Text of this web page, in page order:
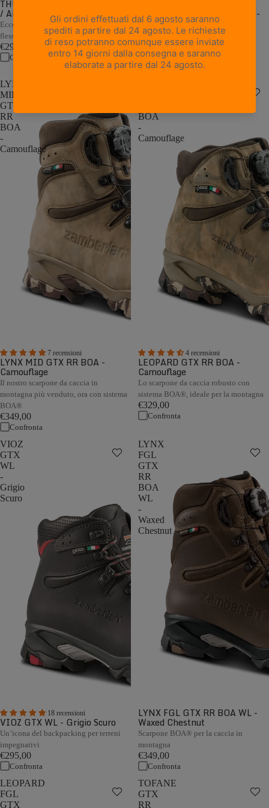
THUNDER PRO GTX - Muschio
/ Arancione
Eccellente ammortizzazione, supporto e
flessibilità in pesi ridotti
€299,00
Confronta
RONDANE GTX RR BOA WL -
Nero/Arancione
Calzata di precisione con doppio
BOA®
€449,00
Confronta
LYNX
MID
GTX
RR
BOA
-
Camouflage
7 recensioni
LYNX MID GTX RR BOA -
Camouflage
Il nostro scarpone da caccia in
montagna più venduto, ora con sistema
BOA®
€349,00
Confronta
BOA
-
Camouflage
4 recensioni
LEOPARD GTX RR BOA -
Camouflage
Lo scarpone da caccia robusto con
sistema BOA®, ideale per la montagna
€329,00
Confronta
VIOZ
GTX
WL
-
Grigio
Scuro
18 recensioni
VIOZ GTX WL - Grigio Scuro
Un’icona del backpacking per terreni
impegnativi
€295,00
Confronta
LYNX
FGL
GTX
RR
BOA
WL
-
Waxed
Chestnut
LYNX FGL GTX RR BOA WL -
Waxed Chestnut
Scarpone BOA® per la caccia in
montagna
€349,00
Confronta
LEOPARD
FGL
GTX
TOFANE
GTX
RR